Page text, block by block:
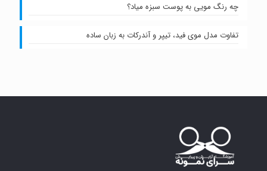
چه رنگ مویی به پوست سبزه میاد؟
تفاوت مدل موی فید، تیپر و آندرکات به زبان ساده